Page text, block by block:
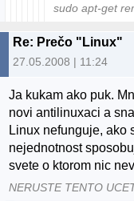
sudo apt-get
Re: Prečo "Linux"
27.05.2008 | 11:24
Ja kukam ako puk.
novi antilinuxaci a
Linux nefunguje, ako
nejednotnost
svete o ktorom nic
NERUSTE TENTO